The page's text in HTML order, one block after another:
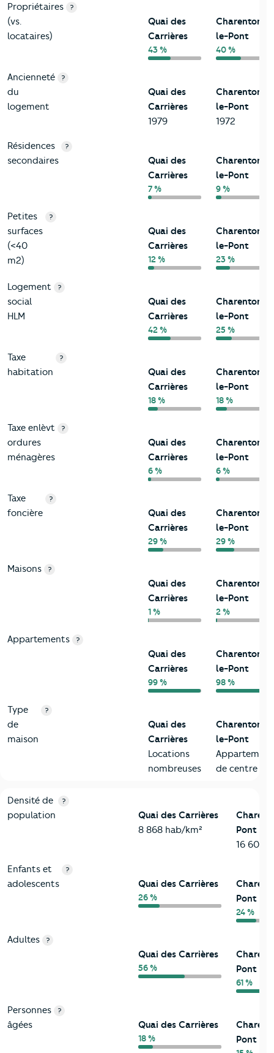
Propriétaires
(vs.
locataires)
?
Quai des
Carrières
43 %
Charenton-
le-Pont
40 %
Ancienneté
du
logement
?
Quai des
Carrières
1979
Charenton-
le-Pont
1972
Résidences
secondaires
?
Quai des
Carrières
7 %
Charenton-
le-Pont
9 %
Petites
surfaces
(<40
m2)
?
Quai des
Carrières
12 %
Charenton-
le-Pont
23 %
Logement
social
HLM
?
Quai des
Carrières
42 %
Charenton-
le-Pont
25 %
Taxe
habitation
?
Quai des
Carrières
18 %
Charenton-
le-Pont
18 %
Taxe enlèvt
ordures
ménagères
?
Quai des
Carrières
6 %
Charenton-
le-Pont
6 %
Taxe
foncière
?
Quai des
Carrières
29 %
Charenton-
le-Pont
29 %
Maisons ?
Quai des
Carrières
1 %
Charenton-
le-Pont
2 %
Appartements ?
Quai des
Carrières
99 %
Charenton-
le-Pont
98 %
Type
de
maison
?
Quai des
Carrières
Locations
nombreuses
Charenton-
le-Pont
de centre
2-Habitants
Critères Quai des Carrières
Densité de
population
?
Quai des Carrières
8 868 hab/km²
Pont
16 602
Enfants et
adolescents
?
Quai des Carrières
26 %
Pont
24 %
Adultes ?
Quai des Carrières
56 %
Pont
61 %
Personnes
âgées
?
Quai des Carrières
18 %
Pont